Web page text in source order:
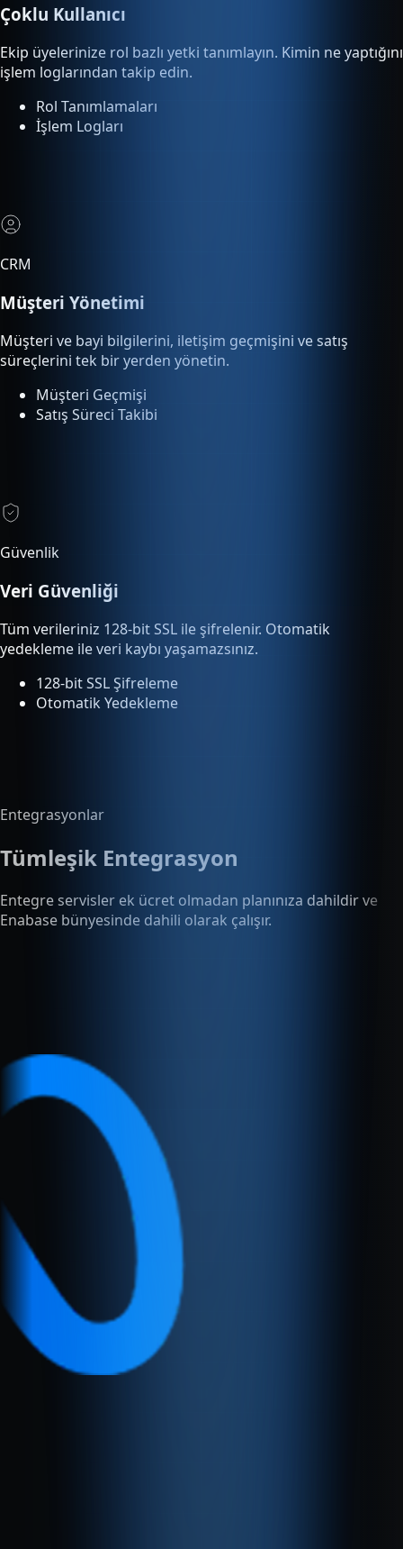
Ekip üyelerinize rol bazlı yetki tanımlayın. Kimin ne yaptığını
işlem loglarından takip edin.
Rol Tanımlamaları
İşlem Logları
CRM
Müşteri Yönetimi
Müşteri ve bayi bilgilerini, iletişim geçmişini ve satış
süreçlerini tek bir yerden yönetin.
Müşteri Geçmişi
Satış Süreci Takibi
Güvenlik
Veri Güvenliği
Tüm verileriniz 128-bit SSL ile şifrelenir. Otomatik
yedekleme ile veri kaybı yaşamazsınız.
128-bit SSL Şifreleme
Otomatik Yedekleme
Tümleşik Entegrasyon
Entegre servisler ek ücret olmadan planınıza dahildir ve
Enabase bünyesinde dahili olarak çalışır.